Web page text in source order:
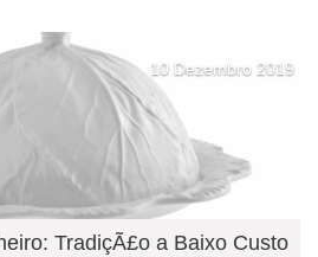
10 Dezembro 2019
TradiçÃ£o a Baixo Custo